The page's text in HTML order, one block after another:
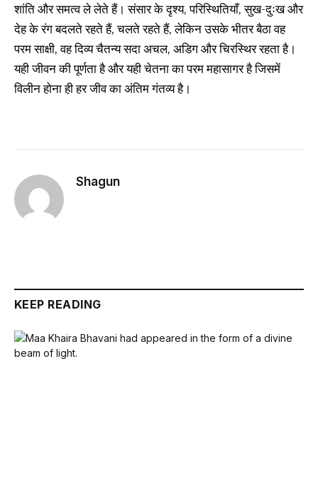
शांति और समत्व ले लेते हैं। संसार के दृश्य, परिस्थितियाँ, सुख-दुःख और
देह के रंग बदलते रहते हैं, चलते रहते हैं, लेकिन उसके भीतर बैठा वह
परम साक्षी, वह दिव्य चैतन्य सदा अचल, अडिग और चिरस्थिर रहता है।
यही जीवन की पूर्णता है और यही चेतना का परम महासागर है जिसमें
विलीन होना ही हर जीव का अंतिम गंतव्य है।
Shagun
KEEP READING